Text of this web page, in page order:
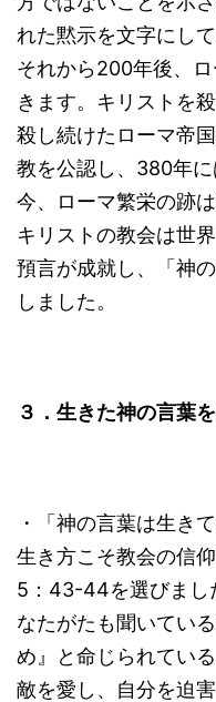
れた黙示を文字にし
それから200年後、
きます。キリストを
殺し続けたローマ帝
教を公認し、380年
今、ローマ繁栄の跡
キリストの教会は世
預言が成就し、「神
しました。
３．生きた神の言葉
・「神の言葉は生き
生き方こそ教会の信
5：43-44を選びまし
なたがたも聞いてい
め』と命じられてい
敵を愛し、自分を迫